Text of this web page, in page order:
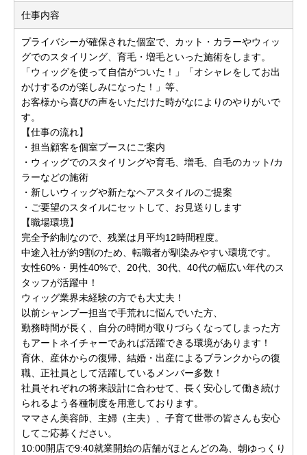
仕事内容
プライバシーが確保された個室で、カット・カラーやウィッ
グでのスタイリング、育毛・増毛といった施術をします。
「ウィッグを使って自信がついた！」「オシャレをしてお出
かけするのが楽しみになった！」等、
お客様から喜びの声をいただけた時がなによりのやりがいで
す。
【仕事の流れ】
・担当顧客を個室ブースにご案内
・ウィッグでのスタイリングや育毛、増毛、自毛のカット/カ
ラーなどの施術
・新しいウィッグや新たなヘアスタイルのご提案
・ご要望のスタイルにセットして、お見送りします
【職場環境】
完全予約制なので、残業は月平均12時間程度。
中途入社が約9割のため、転職者が馴染みやすい環境です。
女性60%・男性40%で、20代、30代、40代の幅広い年代のス
タッフが活躍中！
ウィッグ業界未経験の方でも大丈夫！
以前シャンプー担当で手荒れに悩んでいた方、
勤務時間が長く、自分の時間が取りづらくなってしまった方
もアートネイチャーであれば活躍できる環境があります！
育休、産休からの復帰、結婚・出産によるブランクからの復
職、正社員として活躍しているメンバー多数！
社員それぞれの将来設計に合わせて、長く安心して働き続け
られるよう各種制度を用意しております。
ママさん美容師、主婦（主夫）、子育て世帯の皆さんも安心
してご応募ください。
10:00開店で9:40就業開始の店舗がほとんどの為、朝ゆっくり